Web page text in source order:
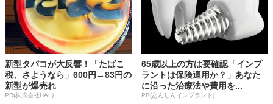
新型タバコが大反響！「たばこ
税、さようなら」600円→83円の
新型が爆売れ
PR(株式会社HAL)
65歳以上の方は要確認「インプ
ラントは保険適用か？」あなた
に沿った治療法や費用を...
PR(あんしんインプラント)